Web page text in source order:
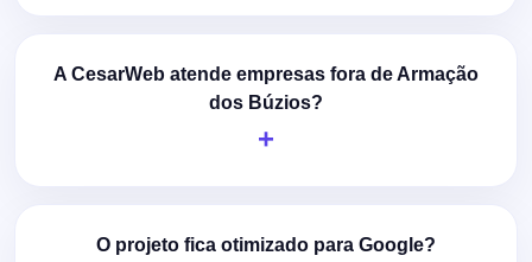
A CesarWeb atende empresas fora de Armação
dos Búzios?
O projeto fica otimizado para Google?